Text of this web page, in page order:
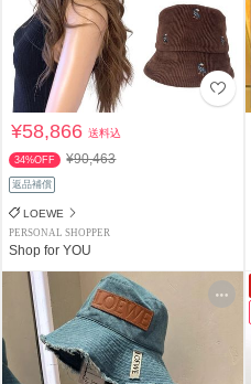
¥58,866送料込
34%OFF ¥90,463
返品補償
LOEWE
PERSONAL SHOPPER
Shop for YOU